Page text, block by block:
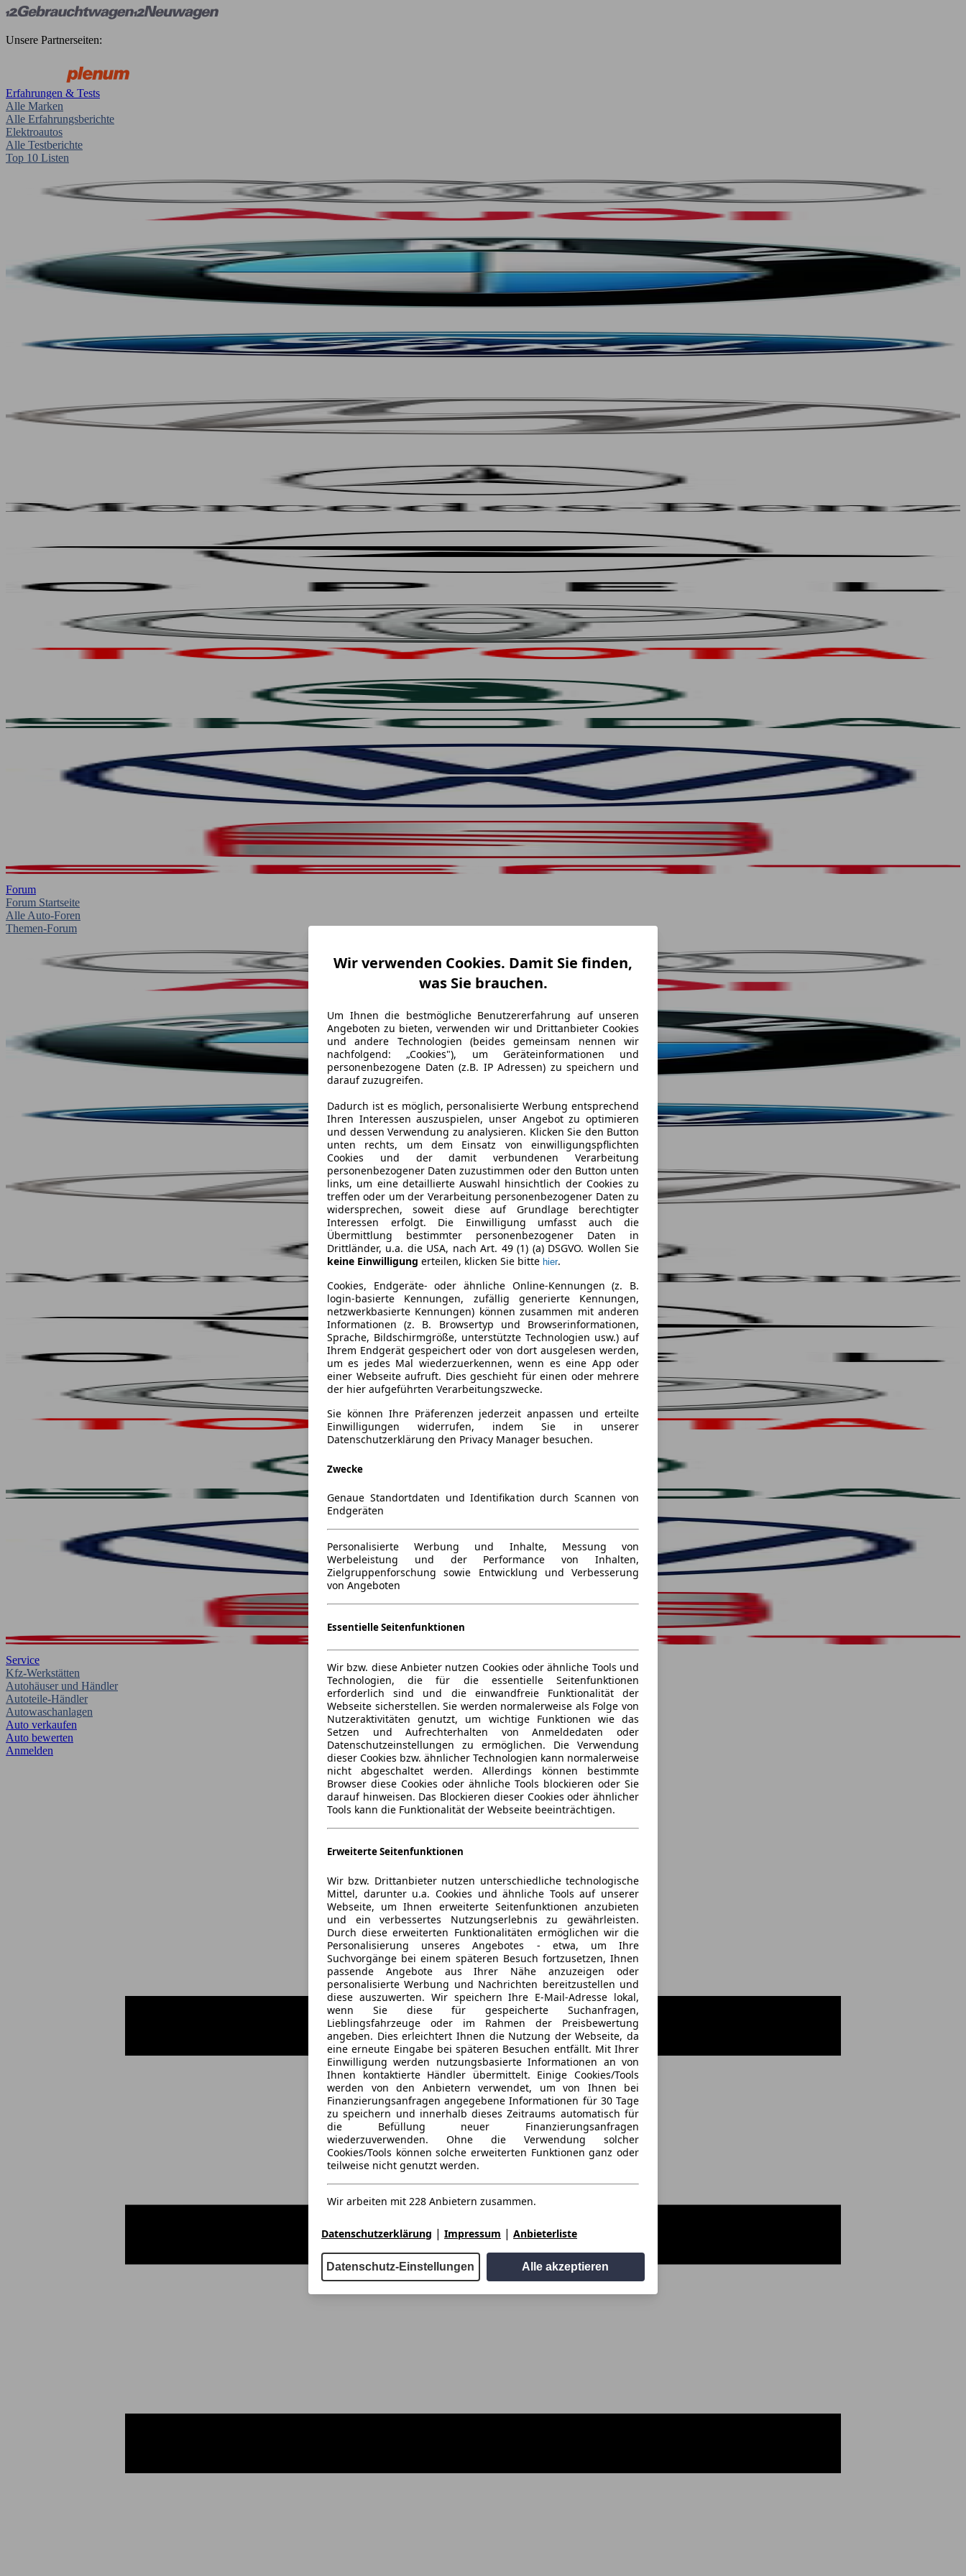
Unsere Partnerseiten:
Erfahrungen & Tests
Alle Marken
Alle Erfahrungsberichte
Elektroautos
Alle Testberichte
Top 10 Listen
Forum
Forum Startseite
Alle Auto-Foren
Themen-Forum
Service
Kfz-Werkstätten
Autohäuser und Händler
Autoteile-Händler
Autowaschanlagen
Auto verkaufen
Auto bewerten
Anmelden
Wir verwenden Cookies. Damit Sie finden,
was Sie brauchen.
Um Ihnen die bestmögliche Benutzererfahrung auf unseren
Angeboten zu bieten, verwenden wir und Drittanbieter Cookies
und andere Technologien (beides gemeinsam nennen wir
nachfolgend: „Cookies"), um Geräteinformationen und
personenbezogene Daten (z.B. IP Adressen) zu speichern und
darauf zuzugreifen.
Dadurch ist es möglich, personalisierte Werbung entsprechend
Ihren Interessen auszuspielen, unser Angebot zu optimieren
und dessen Verwendung zu analysieren. Klicken Sie den Button
unten rechts, um dem Einsatz von einwilligungspflichten
Cookies und der damit verbundenen Verarbeitung
personenbezogener Daten zuzustimmen oder den Button unten
links, um eine detaillierte Auswahl hinsichtlich der Cookies zu
treffen oder um der Verarbeitung personenbezogener Daten zu
widersprechen, soweit diese auf Grundlage berechtigter
Interessen erfolgt. Die Einwilligung umfasst auch die
Übermittlung bestimmter personenbezogener Daten in
Drittländer, u.a. die USA, nach Art. 49 (1) (a) DSGVO. Wollen Sie
keine Einwilligung erteilen, klicken Sie bitte hier.
Cookies, Endgeräte- oder ähnliche Online-Kennungen (z. B.
login-basierte Kennungen, zufällig generierte Kennungen,
netzwerkbasierte Kennungen) können zusammen mit anderen
Informationen (z. B. Browsertyp und Browserinformationen,
Sprache, Bildschirmgröße, unterstützte Technologien usw.) auf
Ihrem Endgerät gespeichert oder von dort ausgelesen werden,
um es jedes Mal wiederzuerkennen, wenn es eine App oder
einer Webseite aufruft. Dies geschieht für einen oder mehrere
der hier aufgeführten Verarbeitungszwecke.
Sie können Ihre Präferenzen jederzeit anpassen und erteilte
Einwilligungen widerrufen, indem Sie in unserer
Datenschutzerklärung den Privacy Manager besuchen.
Zwecke
Genaue Standortdaten und Identifikation durch Scannen von
Endgeräten
Personalisierte Werbung und Inhalte, Messung von
Werbeleistung und der Performance von Inhalten,
Zielgruppenforschung sowie Entwicklung und Verbesserung
von Angeboten
Essentielle Seitenfunktionen
Wir bzw. diese Anbieter nutzen Cookies oder ähnliche Tools und
Technologien, die für die essentielle Seitenfunktionen
erforderlich sind und die einwandfreie Funktionalität der
Webseite sicherstellen. Sie werden normalerweise als Folge von
Nutzeraktivitäten genutzt, um wichtige Funktionen wie das
Setzen und Aufrechterhalten von Anmeldedaten oder
Datenschutzeinstellungen zu ermöglichen. Die Verwendung
dieser Cookies bzw. ähnlicher Technologien kann normalerweise
nicht abgeschaltet werden. Allerdings können bestimmte
Browser diese Cookies oder ähnliche Tools blockieren oder Sie
darauf hinweisen. Das Blockieren dieser Cookies oder ähnlicher
Tools kann die Funktionalität der Webseite beeinträchtigen.
Erweiterte Seitenfunktionen
Wir bzw. Drittanbieter nutzen unterschiedliche technologische
Mittel, darunter u.a. Cookies und ähnliche Tools auf unserer
Webseite, um Ihnen erweiterte Seitenfunktionen anzubieten
und ein verbessertes Nutzungserlebnis zu gewährleisten.
Durch diese erweiterten Funktionalitäten ermöglichen wir die
Personalisierung unseres Angebotes - etwa, um Ihre
Suchvorgänge bei einem späteren Besuch fortzusetzen, Ihnen
passende Angebote aus Ihrer Nähe anzuzeigen oder
personalisierte Werbung und Nachrichten bereitzustellen und
diese auszuwerten. Wir speichern Ihre E-Mail-Adresse lokal,
wenn Sie diese für gespeicherte Suchanfragen,
Lieblingsfahrzeuge oder im Rahmen der Preisbewertung
angeben. Dies erleichtert Ihnen die Nutzung der Webseite, da
eine erneute Eingabe bei späteren Besuchen entfällt. Mit Ihrer
Einwilligung werden nutzungsbasierte Informationen an von
Ihnen kontaktierte Händler übermittelt. Einige Cookies/Tools
werden von den Anbietern verwendet, um von Ihnen bei
Finanzierungsanfragen angegebene Informationen für 30 Tage
zu speichern und innerhalb dieses Zeitraums automatisch für
die Befüllung neuer Finanzierungsanfragen
wiederzuverwenden. Ohne die Verwendung solcher
Cookies/Tools können solche erweiterten Funktionen ganz oder
teilweise nicht genutzt werden.
Wir arbeiten mit 228 Anbietern zusammen.
Datenschutzerklärung | Impressum | Anbieterliste
Datenschutz-Einstellungen Alle akzeptieren